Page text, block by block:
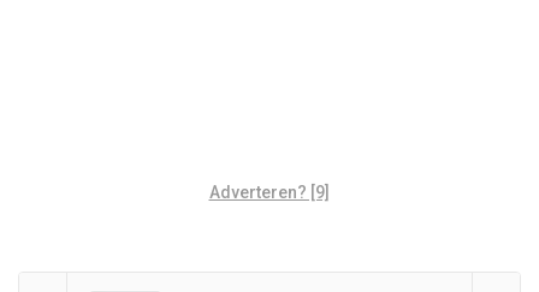
Adverteren? [9]